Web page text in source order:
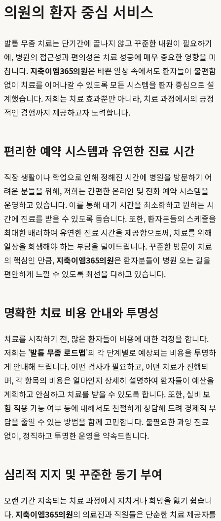
의원의 환자 중심 서비스
발톱 무좀 치료는 단기간에 끝나지 않고 꾸준한 내원이 필요하기
에, 병원의 접근성과 편의성은 치료 성공에 매우 중요한 영향을 미
칩니다. 지축이엠365의원은 바쁜 일상 속에서도 환자들이 불편함
없이 치료를 이어나갈 수 있도록 모든 시스템을 환자 중심으로 설
계했습니다. 저희는 치료 효과뿐만 아니라, 치료 과정에서의 긍정
적인 경험까지 제공하고자 노력합니다.
편리한 예약 시스템과 유연한 진료 시간
직장 생활이나 학업으로 인해 정해진 시간에 병원을 방문하기 어
려운 분들을 위해, 저희는 간편한 온라인 및 전화 예약 시스템을
운영하고 있습니다. 이를 통해 대기 시간을 최소화하고 원하는 시
간에 진료를 받을 수 있도록 돕습니다. 또한, 환자분들의 스케줄을
최대한 배려하여 유연한 진료 시간을 제공함으로써, 치료를 위해
일상을 희생해야 하는 부담을 덜어드립니다. 꾸준한 방문이 치료
의 핵심인 만큼, 지축이엠365의원은 환자분들이 병원 오는 길을
편안하게 느낄 수 있도록 최선을 다하고 있습니다.
명확한 치료 비용 안내와 투명성
치료를 시작하기 전, 많은 환자들이 비용에 대한 걱정을 합니다.
저희는 '발톱 무좀 로드맵'의 각 단계별로 예상되는 비용을 투명하
게 안내해 드립니다. 어떤 검사가 필요하고, 어떤 치료가 진행되
며, 각 항목의 비용은 얼마인지 상세히 설명하여 환자들이 예산을
계획하고 안심하고 치료를 받을 수 있도록 합니다. 또한, 실비 보
험 적용 가능 여부 등에 대해서도 친절하게 상담해 드려 경제적 부
담을 줄일 수 있는 방법을 함께 고민합니다. 불필요한 과잉 진료
없이, 정직하고 투명한 운영을 약속드립니다.
심리적 지지 및 꾸준한 동기 부여
오랜 기간 지속되는 치료 과정에서 지치거나 희망을 잃기 쉽습니
다. 지축이엠365의원의 의료진과 직원들은 단순한 치료 제공자를